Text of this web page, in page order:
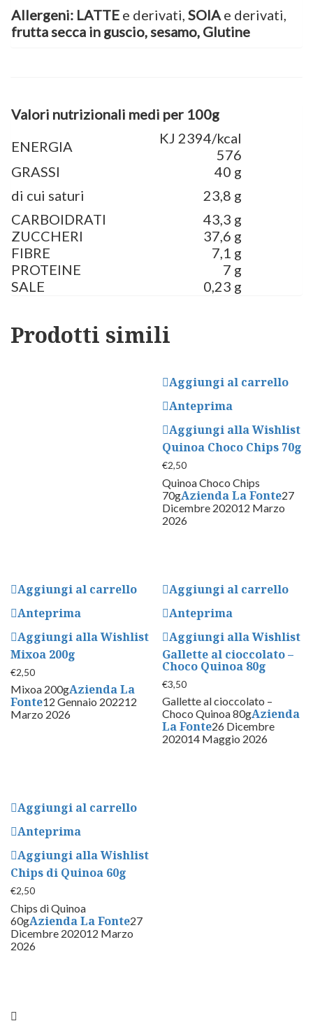
Allergeni: LATTE e derivati, SOIA e derivati,
frutta secca in guscio, sesamo, Glutine
Valori nutrizionali medi per 100g
ENERGIA
KJ 2394/kcal
576
GRASSI
di cui saturi
40 g
23,8 g
CARBOIDRATI
43,3 g
ZUCCHERI
37,6 g
FIBRE
7,1 g
PROTEINE
7 g
SALE
0,23 g
Prodotti simili
Aggiungi al carrello
Anteprima
Aggiungi alla Wishlist
Quinoa Choco Chips 70g
€2,50
Quinoa Choco Chips
70gAzienda La Fonte27
Dicembre 202012 Marzo
2026
Aggiungi al carrello
Anteprima
Aggiungi alla Wishlist
Mixoa 200g
€2,50
Mixoa 200gAzienda La
Fonte12 Gennaio 202212
Marzo 2026
Aggiungi al carrello
Anteprima
Aggiungi alla Wishlist
Gallette al cioccolato –
Choco Quinoa 80g
€3,50
Gallette al cioccolato –
Choco Quinoa 80gAzienda
La Fonte26 Dicembre
202014 Maggio 2026
Aggiungi al carrello
Anteprima
Aggiungi alla Wishlist
Chips di Quinoa 60g
€2,50
Chips di Quinoa
60gAzienda La Fonte27
Dicembre 202012 Marzo
2026